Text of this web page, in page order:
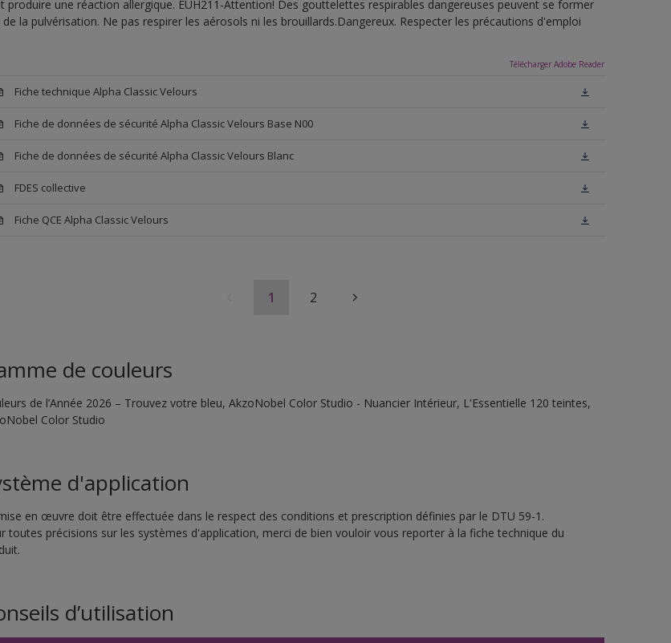
produire une réaction allergique. EUH211-Attention! Des gouttelettes respirables dangereuses peuvent se former
de la pulvérisation. Ne pas respirer les aérosols ni les brouillards.Dangereux. Respecter les précautions d'emploi
Télécharger Adobe Reader
Fiche technique Alpha Classic Velours
Fiche de données de sécurité Alpha Classic Velours Base N00
Fiche de données de sécurité Alpha Classic Velours Blanc
FDES collective
Fiche QCE Alpha Classic Velours
1 2
de couleurs
de l’Année 2026 – Trouvez votre bleu, AkzoNobel Color Studio - Nuancier Intérieur, L'Essentielle 120 teintes,
Color Studio
d'application
en œuvre doit être effectuée dans le respect des conditions et prescription définies par le DTU 59-1.
toutes précisions sur les systèmes d'application, merci de bien vouloir vous reporter à la fiche technique du
d’utilisation